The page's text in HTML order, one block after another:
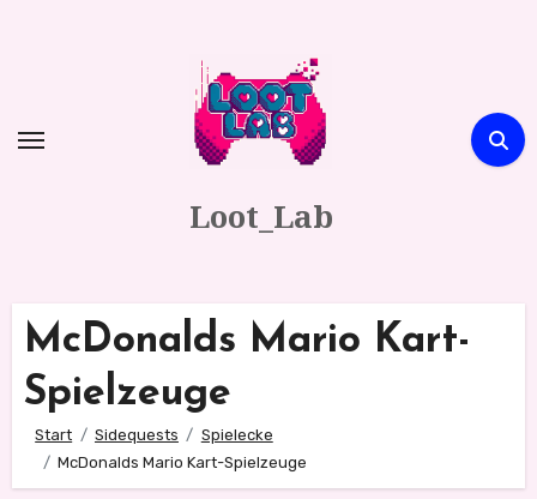
Loot_Lab
McDonalds Mario Kart-
Spielzeuge
Start Sidequests
Spielecke
McDonalds Mario Kart-Spielzeuge